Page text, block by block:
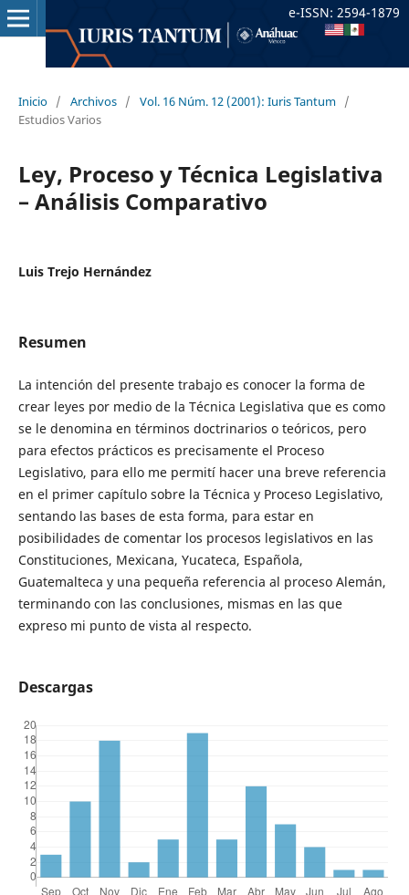
Inicio / Archivos / Vol. 16 Núm. 12 (2001): Iuris Tantum /
Estudios Varios
Ley, Proceso y Técnica Legislativa
– Análisis Comparativo
Luis Trejo Hernández
Resumen
La intención del presente trabajo es conocer la forma de
crear leyes por medio de la Técnica Legislativa que es como
se le denomina en términos doctrinarios o teóricos, pero
para efectos prácticos es precisamente el Proceso
Legislativo, para ello me permití hacer una breve referencia
en el primer capítulo sobre la Técnica y Proceso Legislativo,
sentando las bases de esta forma, para estar en
posibilidades de comentar los procesos legislativos en las
Constituciones, Mexicana, Yucateca, Española,
Guatemalteca y una pequeña referencia al proceso Alemán,
terminando con las conclusiones, mismas en las que
expreso mi punto de vista al respecto.
Descargas
e-ISSN: 2594-1879